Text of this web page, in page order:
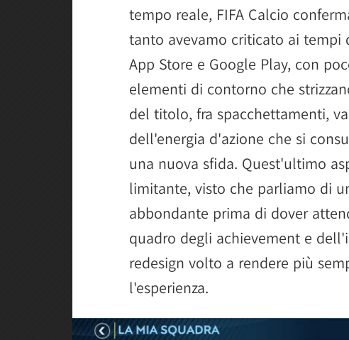
tempo reale, FIFA Calcio
tanto avevamo criticato ai tempi
App Store e Google Play, con
elementi di contorno che
del titolo, fra spacchettamenti,
dell'energia d'azione che si
una nuova sfida. Quest'ultimo
limitante, visto che parliamo di
abbondante prima di dover
quadro degli achievement e
redesign volto a rendere più
l'esperienza.